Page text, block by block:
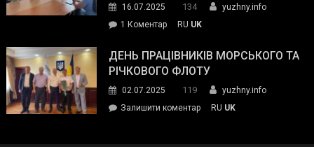
команда
укриття
16.07.2025 134
yuzhny.info
1 Коментардо
Південного
зустрілася
представниками
молодіжної
RU UK
ДЕНЬ ПРАЦІВНИКІВ МОРСЬКОГО ТА
РІЧКОВОГО ФЛОТУ
02.07.2025 119
yuzhny.info
Залишити коментарon
RU UK